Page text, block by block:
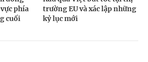
phía
cuối
trường EU và xác lập những
kỷ lục mới